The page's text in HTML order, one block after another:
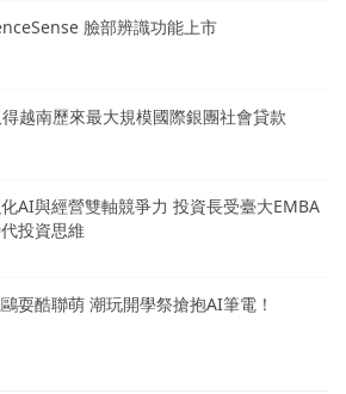
臉部辨識功能上市
越南歷來最大規模國際銀團社會貸款
AI與經營雙軸競爭力 投資長受臺大EMBA
投資思維
耍酷聯萌 潮玩開學祭搶抱AI筆電！